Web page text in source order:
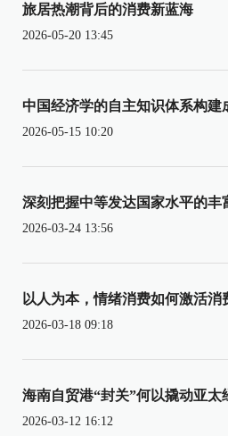
旅居热潮背后的消费新蓝海
2026-05-20 13:45
中国经济学的自主知识体系构建
2026-05-15 10:20
深刻把握中等发达国家水平的丰
2026-03-24 13:56
以人为本，情绪消费如何激活消
2026-03-18 09:18
海南自贸港“封关”何以撬动亚太
2026-03-12 16:12